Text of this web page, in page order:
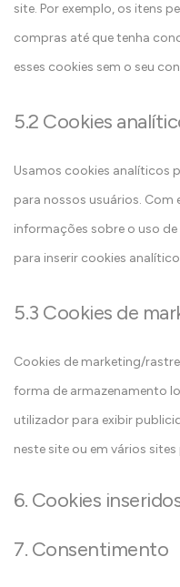
site. Por exemplo, os itens
compras até que tenha
esses cookies sem o seu
5.2 Cookies
Usamos cookies analíticos
para nossos usuários.
informações sobre o uso
para inserir cookies
5.3 Cookies de
Cookies de marketing/
forma de armazenamento
utilizador para exibir
neste site ou em vários
6. Cookies
7. Consentimento